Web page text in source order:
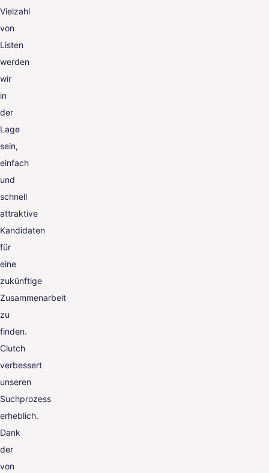
Vielzahl
von
Listen
werden
wir
in
der
Lage
sein,
einfach
und
schnell
attraktive
Kandidaten
für
eine
zukünftige
Zusammenarbeit
zu
finden.
Clutch
verbessert
unseren
Suchprozess
erheblich.
Dank
der
von